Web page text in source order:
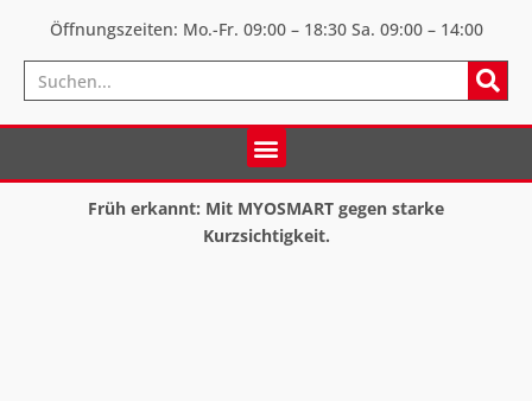
Öffnungszeiten: Mo.-Fr. 09:00 – 18:30 Sa. 09:00 – 14:00
Früh erkannt: Mit MYOSMART gegen starke
Kurzsichtigkeit.